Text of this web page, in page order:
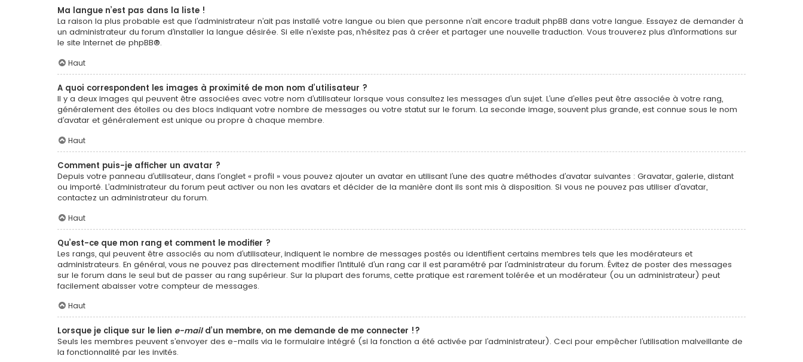
Ma langue n’est pas dans la liste !
La raison la plus probable est que l’administrateur n’ait pas installé votre langue ou bien que personne n’ait encore traduit phpBB dans votre langue. Essayez de demander à
un administrateur du forum d’installer la langue désirée. Si elle n’existe pas, n’hésitez pas à créer et partager une nouvelle traduction. Vous trouverez plus d’informations sur
le site Internet de phpBB®.
Haut
A quoi correspondent les images à proximité de mon nom d’utilisateur ?
Il y a deux images qui peuvent être associées avec votre nom d’utilisateur lorsque vous consultez les messages d’un sujet. L’une d’elles peut être associée à votre rang,
généralement des étoiles ou des blocs indiquant votre nombre de messages ou votre statut sur le forum. La seconde image, souvent plus grande, est connue sous le nom
d’avatar et généralement est unique ou propre à chaque membre.
Haut
Comment puis-je afficher un avatar ?
Depuis votre panneau d’utilisateur, dans l’onglet « profil » vous pouvez ajouter un avatar en utilisant l’une des quatre méthodes d’avatar suivantes : Gravatar, galerie, distant
ou importé. L’administrateur du forum peut activer ou non les avatars et décider de la manière dont ils sont mis à disposition. Si vous ne pouvez pas utiliser d’avatar,
contactez un administrateur du forum.
Haut
Qu’est-ce que mon rang et comment le modifier ?
Les rangs, qui peuvent être associés au nom d’utilisateur, indiquent le nombre de messages postés ou identifient certains membres tels que les modérateurs et
administrateurs. En général, vous ne pouvez pas directement modifier l’intitulé d’un rang car il est paramétré par l’administrateur du forum. Évitez de poster des messages
sur le forum dans le seul but de passer au rang supérieur. Sur la plupart des forums, cette pratique est rarement tolérée et un modérateur (ou un administrateur) peut
facilement abaisser votre compteur de messages.
Haut
Lorsque je clique sur le lien e-maild’un membre, on me demande de me connecter !?
Seuls les membres peuvent s’envoyer des e-mails via le formulaire intégré (si la fonction a été activée par l’administrateur). Ceci pour empêcher l’utilisation malveillante de
la fonctionnalité par les invités.